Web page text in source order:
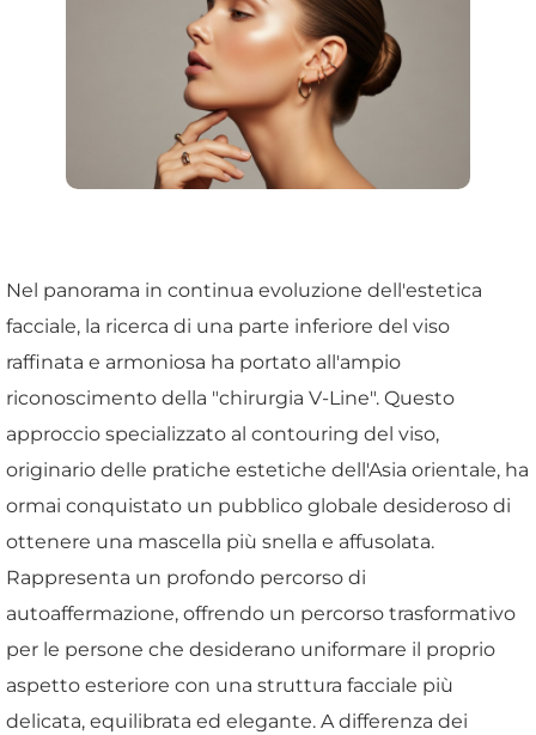
Nel panorama in continua evoluzione dell'estetica
facciale, la ricerca di una parte inferiore del viso
raffinata e armoniosa ha portato all'ampio
riconoscimento della "chirurgia V-Line". Questo
approccio specializzato al contouring del viso,
originario delle pratiche estetiche dell'Asia orientale, ha
ormai conquistato un pubblico globale desideroso di
ottenere una mascella più snella e affusolata.
Rappresenta un profondo percorso di
autoaffermazione, offrendo un percorso trasformativo
per le persone che desiderano uniformare il proprio
aspetto esteriore con una struttura facciale più
delicata, equilibrata ed elegante. A differenza dei